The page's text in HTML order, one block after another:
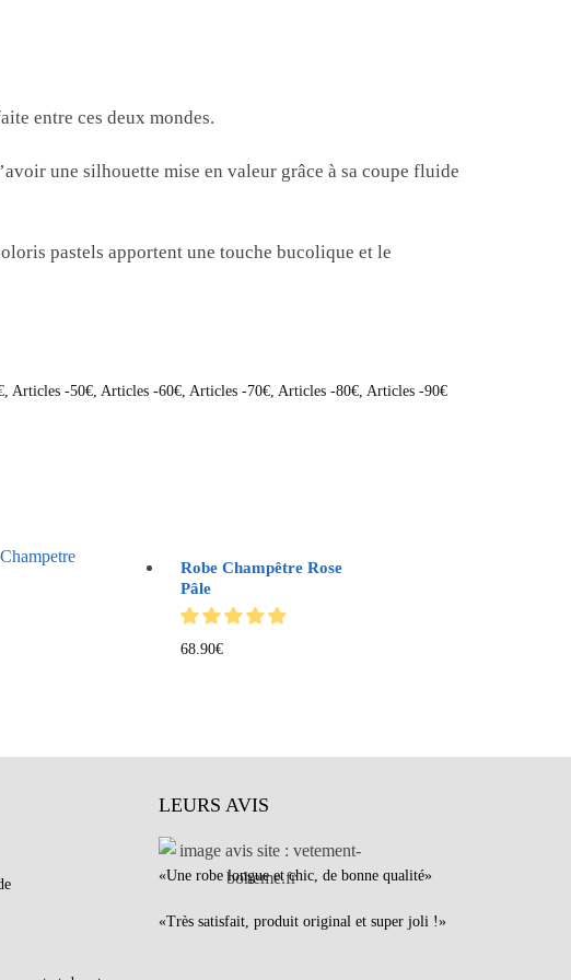
entre ces deux mondes.
une silhouette mise en valeur grâce à sa coupe fluide
pastels apportent une touche bucolique et le
Articles -50€ Articles -60€ Articles -70€ Articles -80€ Articles -90€
Robe Champêtre Rose
Pâle
68.90€
LEURS AVIS
«Une robe longue et chic, de bonne qualité»
«Très satisfait, produit original et super joli !»